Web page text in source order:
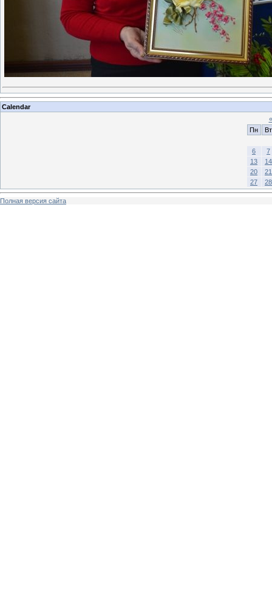
Calendar
«
Пн
Вт
6
7
13
14
20
21
27
28
Полная версия сайта